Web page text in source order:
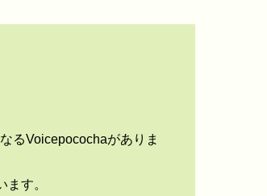
るVoicepocochaがありま
す。